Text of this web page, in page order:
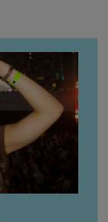
Fostei
nici că-i
că s-a
aici, dar e
au făcut-o și pe
a ieșit la iveală
mult pentru
mine, fata